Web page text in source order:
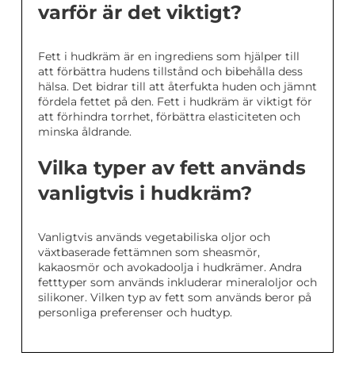
varför är det viktigt?
Fett i hudkräm är en ingrediens som hjälper till
att förbättra hudens tillstånd och bibehålla dess
hälsa. Det bidrar till att återfukta huden och jämnt
fördela fettet på den. Fett i hudkräm är viktigt för
att förhindra torrhet, förbättra elasticiteten och
minska åldrande.
Vilka typer av fett används
vanligtvis i hudkräm?
Vanligtvis används vegetabiliska oljor och
växtbaserade fettämnen som sheasmör,
kakaosmör och avokadoolja i hudkrämer. Andra
fetttyper som används inkluderar mineraloljor och
silikoner. Vilken typ av fett som används beror på
personliga preferenser och hudtyp.